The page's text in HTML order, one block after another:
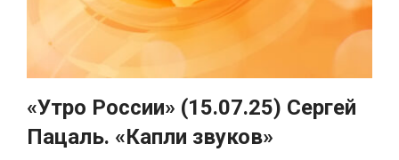
«Утро России» (15.07.25) Сергей
Пацаль. «Капли звуков»